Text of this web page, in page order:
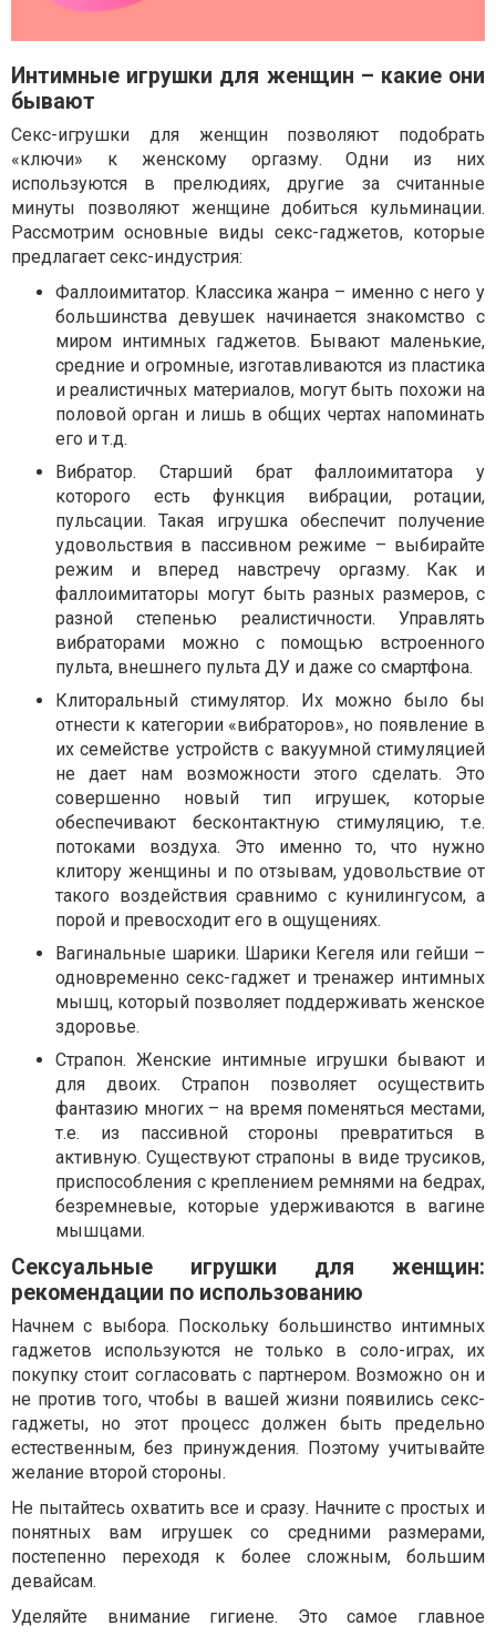
Интимные игрушки для женщин – какие они
бывают
Секс-игрушки для женщин позволяют подобрать
«ключи» к женскому оргазму. Одни из них
используются в прелюдиях, другие за считанные
минуты позволяют женщине добиться кульминации.
Рассмотрим основные виды секс-гаджетов, которые
предлагает секс-индустрия:
Фаллоимитатор. Классика жанра – именно с него у
большинства девушек начинается знакомство с
миром интимных гаджетов. Бывают маленькие,
средние и огромные, изготавливаются из пластика
и реалистичных материалов, могут быть похожи на
половой орган и лишь в общих чертах напоминать
его и т.д.
Вибратор. Старший брат фаллоимитатора у
которого есть функция вибрации, ротации,
пульсации. Такая игрушка обеспечит получение
удовольствия в пассивном режиме – выбирайте
режим и вперед навстречу оргазму. Как и
фаллоимитаторы могут быть разных размеров, с
разной степенью реалистичности. Управлять
вибраторами можно с помощью встроенного
пульта, внешнего пульта ДУ и даже со смартфона.
Клиторальный стимулятор. Их можно было бы
отнести к категории «вибраторов», но появление в
их семействе устройств с вакуумной стимуляцией
не дает нам возможности этого сделать. Это
совершенно новый тип игрушек, которые
обеспечивают бесконтактную стимуляцию, т.е.
потоками воздуха. Это именно то, что нужно
клитору женщины и по отзывам, удовольствие от
такого воздействия сравнимо с кунилингусом, а
порой и превосходит его в ощущениях.
Вагинальные шарики. Шарики Кегеля или гейши –
одновременно секс-гаджет и тренажер интимных
мышц, который позволяет поддерживать женское
здоровье.
Страпон. Женские интимные игрушки бывают и
для двоих. Страпон позволяет осуществить
фантазию многих – на время поменяться местами,
т.е. из пассивной стороны превратиться в
активную. Существуют страпоны в виде трусиков,
приспособления с креплением ремнями на бедрах,
безремневые, которые удерживаются в вагине
мышцами.
Сексуальные игрушки для женщин:
рекомендации по использованию
Начнем с выбора. Поскольку большинство интимных
гаджетов используются не только в соло-играх, их
покупку стоит согласовать с партнером. Возможно он и
не против того, чтобы в вашей жизни появились секс-
гаджеты, но этот процесс должен быть предельно
естественным, без принуждения. Поэтому учитывайте
желание второй стороны.
Не пытайтесь охватить все и сразу. Начните с простых и
понятных вам игрушек со средними размерами,
постепенно переходя к более сложным, большим
девайсам.
Уделяйте внимание гигиене. Это самое главное